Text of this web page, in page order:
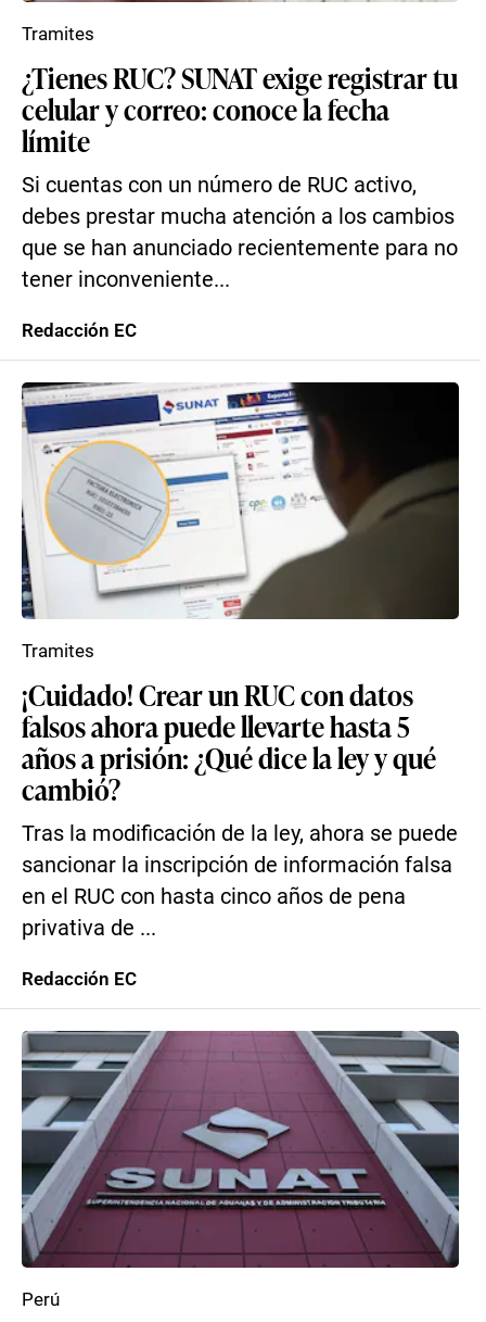
¿Tienes RUC? SUNAT exige registrar tu
celular y correo: conoce la fecha
límite
Si cuentas con un número de RUC activo,
debes prestar mucha atención a los cambios
que se han anunciado recientemente para no
tener inconveniente...
Tramites
Redacción EC
¡Cuidado! Crear un RUC con datos
falsos ahora puede llevarte hasta 5
años a prisión: ¿Qué dice la ley y qué
cambió?
Tras la modificación de la ley, ahora se puede
sancionar la inscripción de información falsa
en el RUC con hasta cinco años de pena
privativa de ...
Tramites
Redacción EC
Perú